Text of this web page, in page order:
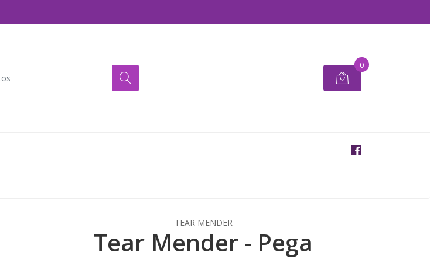
0
TEAR MENDER
Tear Mender - Pega